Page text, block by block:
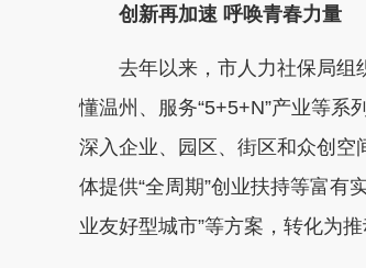
创新再加速 呼唤青春力量
去年以来，市人力社保局组织
懂温州、服务“5+5+N”产业等系
深入企业、园区、街区和众创
体提供“全周期”创业扶持等富有
业友好型城市”等方案，转化为推